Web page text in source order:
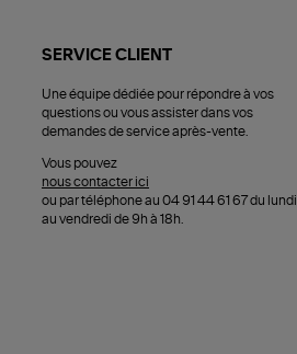
SERVICE CLIENT
Une équipe dédiée pour répondre à vos
questions ou vous assister dans vos
demandes de service après-vente.
Vous pouvez
nous contacter ici
ou par téléphone au 04 91 44 61 67 du lundi
au vendredi de 9h à 18h.